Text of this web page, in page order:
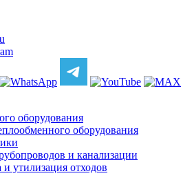
оборудования
оборудования
и канализации
утилизация отходов